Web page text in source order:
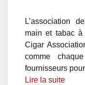
L’association
main et tabac à
Cigar
comme
fournisseurs
Lire la suite